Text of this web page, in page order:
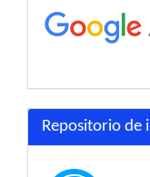
Repositorio de